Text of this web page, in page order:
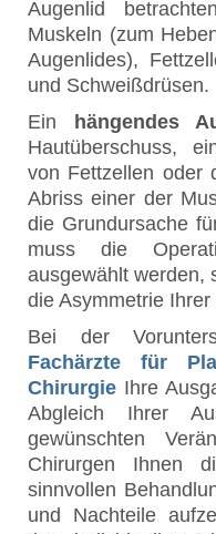
Augenlid
Muskeln (zum
Augenlides),
und Schweißdrüsen.
Ein
hängendes
Hautüberschuss,
von Fettzellen oder
Abriss einer der
die Grundursache
muss die
ausgewählt werden,
die Asymmetrie
Bei der
Fachärzte für
Chirurgie Ihre
Abgleich Ihrer
gewünschten
Chirurgen Ihnen
sinnvollen
und Nachteile